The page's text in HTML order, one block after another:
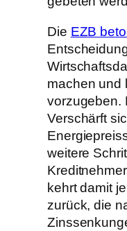
Die EZB
machen und
vorzugeben.
Verschärft
weitere
kehrt damit
zurück, die